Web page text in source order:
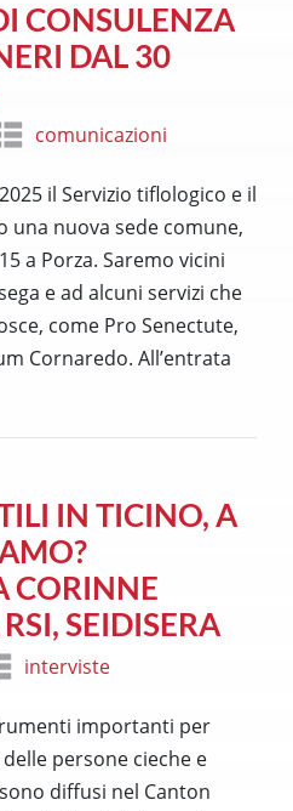
CONSULENZA
DAL 30
comunicazioni
il Servizio tiflologico e il
una nuova sede comune,
a Porza. Saremo vicini
e ad alcuni servizi che
come Pro Senectute,
Cornaredo. All’entrata
IN TICINO, A
CORINNE
SEIDISERA
interviste
importanti per
persone cieche e
diffusi nel Canton